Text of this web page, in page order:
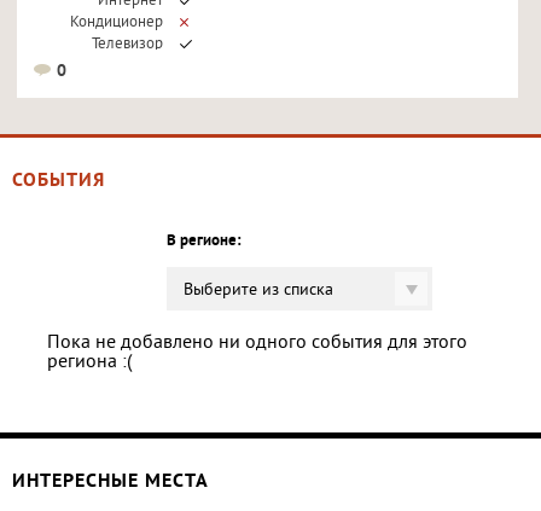
Кондиционер
Телевизор
0
СОБЫТИЯ
В регионе:
Выберите из списка
Пока не добавлено ни одного события для этого
региона :(
ИНТЕРЕСНЫЕ МЕСТА